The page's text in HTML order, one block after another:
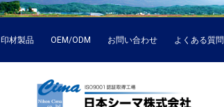
印材製品 OEM/ODM お問い合わせ よくある質問